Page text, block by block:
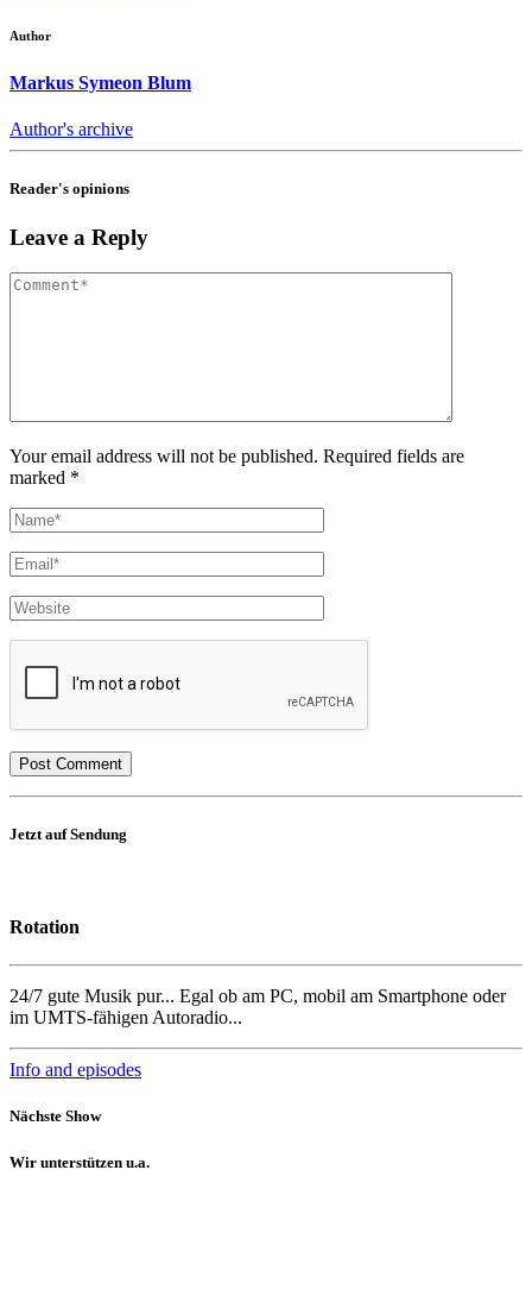
Author
Markus Symeon Blum
Author's archive
Reader's opinions
Leave a Reply
Your email address will not be published. Required fields are
marked *
Jetzt auf Sendung
Rotation
24/7 gute Musik pur... Egal ob am PC, mobil am Smartphone oder
im UMTS-fähigen Autoradio...
Info and episodes
Nächste Show
Wir unterstützen u.a.